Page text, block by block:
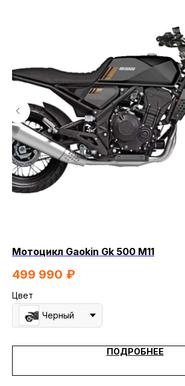
Мотоцикл Gaokin Gk 500 M11
499 990 ₽
Цвет
Черный
ПОДРОБНЕЕ